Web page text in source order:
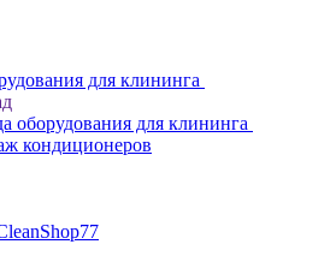
для клининга
оборудования для клининга
кондиционеров